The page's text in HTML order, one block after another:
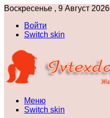
Воскресенье , 9 Август 2026
Войти
Switch skin
Меню
Switch skin